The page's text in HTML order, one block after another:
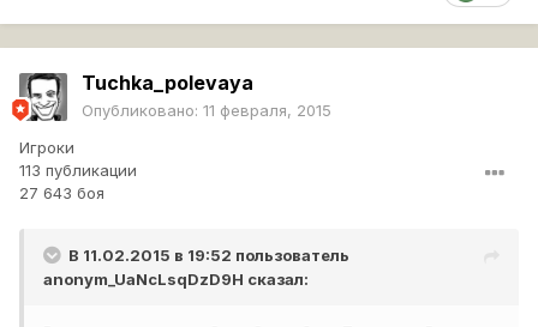
Tuchka_polevaya
Опубликовано: 11 февраля, 2015
Игроки
113 публикации
27 643 боя
В 11.02.2015 в 19:52 пользователь
anonym_UaNcLsqDzD9H сказал: